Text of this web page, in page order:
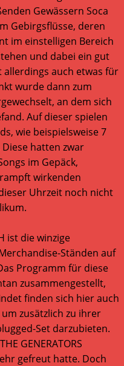
Gewässern Soca
Gebirgsflüsse, deren
im einstelligen Bereich
und dabei ein gut
allerdings auch etwas für
wurde dann zum
an dem sich
Auf dieser spielen
wie beispielsweise 7
Diese hatten zwar
im Gepäck,
wirkenden
Uhrzeit noch nicht
ist die winzige
Ständen auf
Programm für diese
zusammengestellt,
finden sich hier auch
zusätzlich zu ihrer
Set darzubieten.
GENERATORS
gefreut hatte. Doch